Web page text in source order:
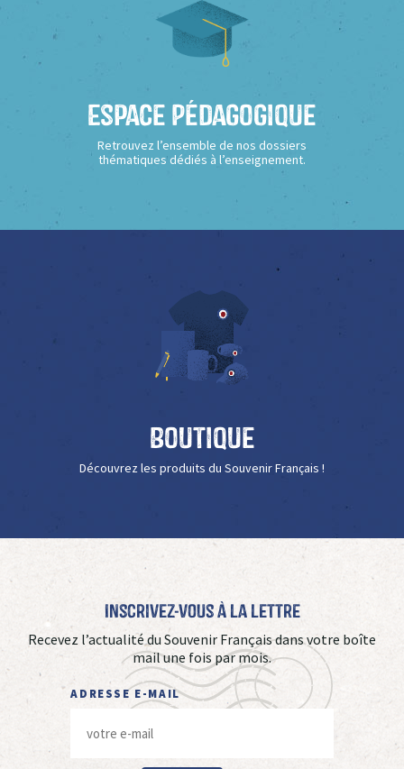
Espace Pédagogique
Retrouvez l’ensemble de nos dossiers
thématiques dédiés à l’enseignement.
Boutique
Découvrez les produits du Souvenir Français !
Inscrivez-vous à La Lettre
Recevez l’actualité du Souvenir Français dans votre boîte
mail une fois par mois.
ADRESSE E-MAIL